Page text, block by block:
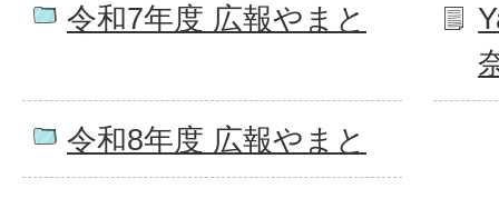
令和7年度 広報やまと
令和8年度 広報やまと